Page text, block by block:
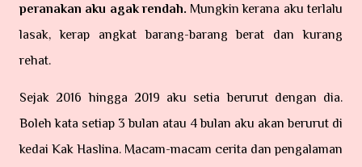
peranakan aku agak rendah. Mungkin kerana aku terlalu
lasak, kerap angkat barang-barang berat dan kurang
rehat.
Sejak 2016 hingga 2019 aku setia berurut dengan dia.
Boleh kata setiap 3 bulan atau 4 bulan aku akan berurut di
kedai Kak Haslina. Macam-macam cerita dan pengalaman